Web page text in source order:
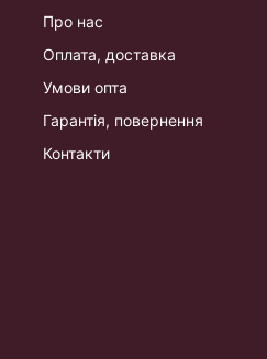
Про нас
Оплата, доставка
Умови опта
Гарантія, повернення
Контакти